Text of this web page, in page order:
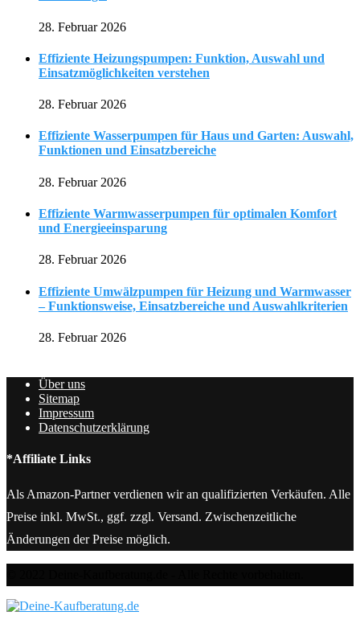
28. Februar 2026
Effiziente Heizungspumpen: Funktion, Auswahl und
Einsatzmöglichkeiten verstehen
28. Februar 2026
Effiziente Wasserpumpen für Haus und Garten: Auswahl,
Funktionen und Einsatzbereiche
28. Februar 2026
Effiziente Warmwasserpumpen für optimalen Komfort
und Energieeinsparung
28. Februar 2026
Effiziente Umwälzpumpen für Heizung und Warmwasser
– Funktionsweise, Einsatzbereiche und Auswahlkriterien
28. Februar 2026
Über uns
Sitemap
Impressum
Datenschutzerklärung
*Affiliate Links
Als Amazon-Partner verdienen wir an qualifizierten Verkäufen. Alle
Preise inkl. MwSt., ggf. zzgl. Versand. Zwischenzeitliche
Änderungen der Preise möglich.